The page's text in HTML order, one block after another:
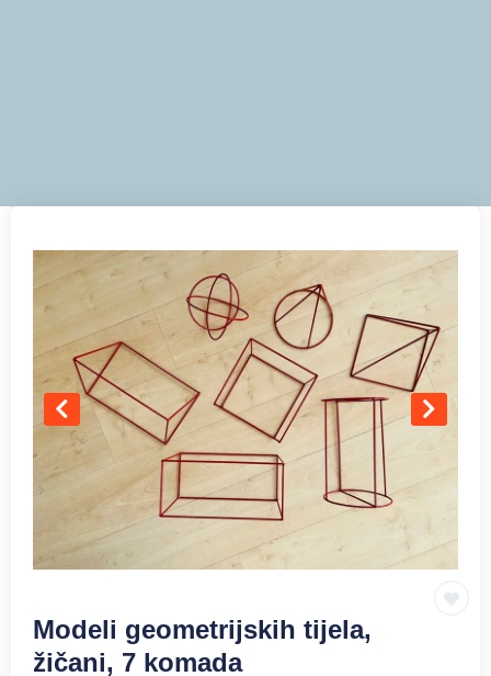
Modeli geometrijskih tijela,
žičani, 7 komada